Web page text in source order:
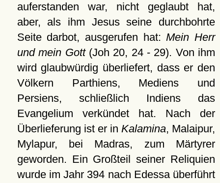
auferstanden war, nicht geglaubt hat,
aber, als ihm Jesus seine durchbohrte
Seite darbot, ausgerufen hat:Mein Herr
und mein Gott(Joh 20, 24 - 29). Von ihm
wird glaubwürdig überliefert, dass er den
Völkern Parthiens, Mediens und
Persiens, schließlich Indiens das
Evangelium verkündet hat. Nach der
Überlieferung ist er in Kalamina, Malaipur,
Mylapur, bei Madras, zum Märtyrer
geworden. Ein Großteil seiner Reliquien
wurde im Jahr 394 nach Edessa überführt